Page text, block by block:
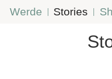
Werde Stories